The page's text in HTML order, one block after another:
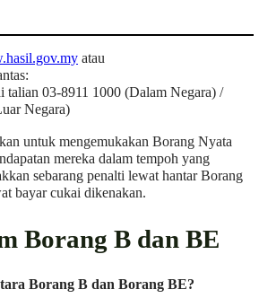
atau
talian 03-8911 1000 (Dalam Negara) /
Negara)
untuk mengemukakan Borang Nyata
mereka dalam tempoh yang
sebarang penalti lewat hantar Borang
bayar cukai dikenakan.
Borang B dan BE
Borang B dan Borang BE?